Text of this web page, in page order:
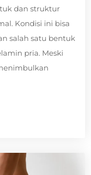
dan struktur
Kondisi ini bisa
salah satu bentuk
pria. Meski